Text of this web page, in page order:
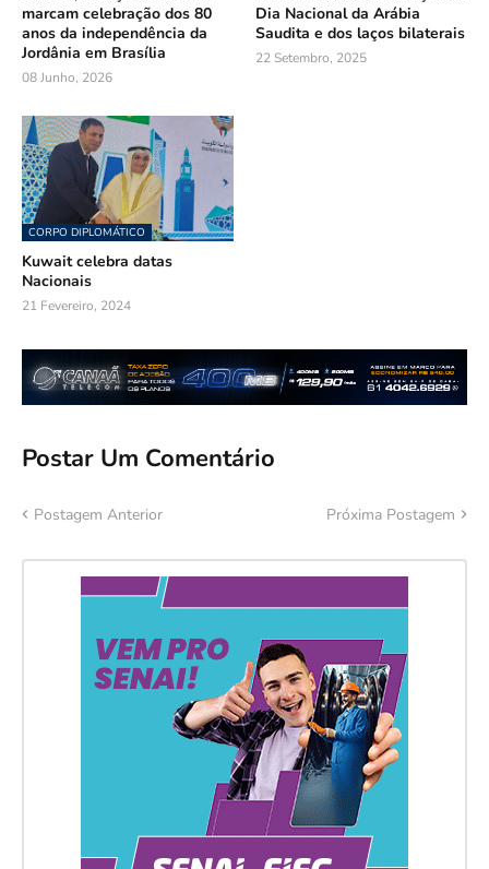
marcam celebração dos 80
anos da independência da
Jordânia em Brasília
08 Junho, 2026
Dia Nacional da Arábia
Saudita e dos laços bilaterais
22 Setembro, 2025
CORPO DIPLOMÁTICO
Kuwait celebra datas
Nacionais
21 Fevereiro, 2024
Postar Um Comentário
Postagem Anterior Próxima Postagem